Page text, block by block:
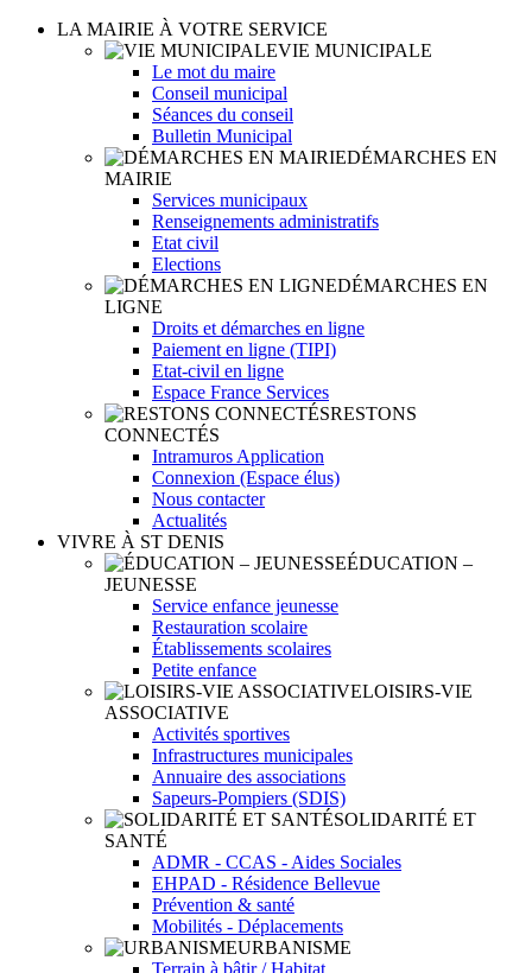
LA MAIRIE À VOTRE SERVICE
VIE MUNICIPALE
Le mot du maire
Conseil municipal
Séances du conseil
Bulletin Municipal
DÉMARCHES EN
MAIRIE
Services municipaux
Renseignements administratifs
Etat civil
Elections
DÉMARCHES EN
LIGNE
Droits et démarches en ligne
Paiement en ligne (TIPI)
Etat-civil en ligne
Espace France Services
RESTONS
CONNECTÉS
Intramuros Application
Connexion (Espace élus)
Nous contacter
Actualités
VIVRE À ST DENIS
ÉDUCATION –
JEUNESSE
Service enfance jeunesse
Restauration scolaire
Établissements scolaires
Petite enfance
LOISIRS-VIE
ASSOCIATIVE
Activités sportives
Infrastructures municipales
Annuaire des associations
Sapeurs-Pompiers (SDIS)
SOLIDARITÉ ET
SANTÉ
ADMR - CCAS - Aides Sociales
EHPAD - Résidence Bellevue
Prévention & santé
Mobilités - Déplacements
URBANISME
Terrain à bâtir / Habitat